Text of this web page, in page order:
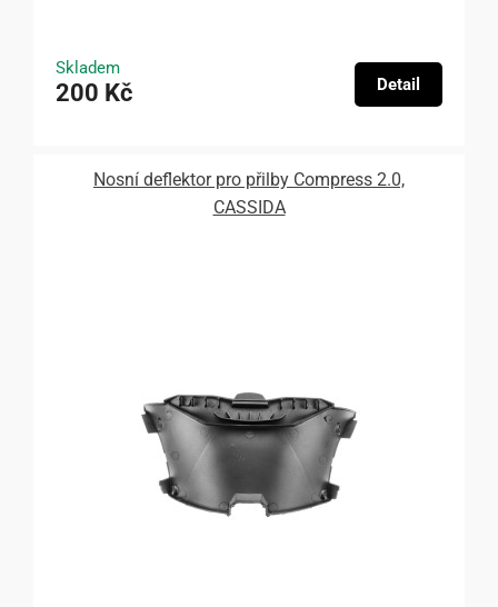
Skladem
200 Kč Detail
Nosní deflektor pro přilby Compress 2.0,
CASSIDA